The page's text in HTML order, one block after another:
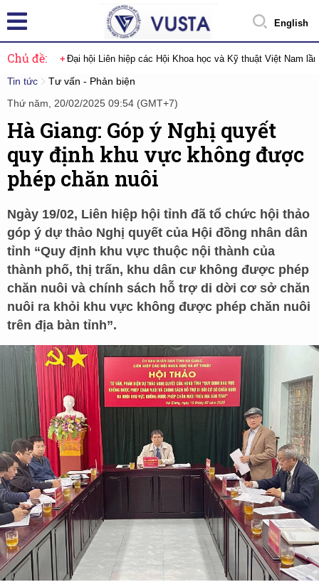
English
Chủ đề: Đại hội Liên hiệp các Hội Khoa học và Kỹ thuật Việt Nam
Tin tức
Tư vấn - Phản biện
Thứ năm, 20/02/2025 09:54 (GMT+7)
Hà Giang: Góp ý Nghị quyết
quy định khu vực không được
phép chăn nuôi
Ngày 19/02, Liên hiệp hội tỉnh đã tổ chức hội thảo
góp ý dự thảo Nghị quyết của Hội đồng nhân dân
tỉnh “Quy định khu vực thuộc nội thành của
thành phố, thị trấn, khu dân cư không được phép
chăn nuôi và chính sách hỗ trợ di dời cơ sở chăn
nuôi ra khỏi khu vực không được phép chăn nuôi
trên địa bàn tỉnh”.